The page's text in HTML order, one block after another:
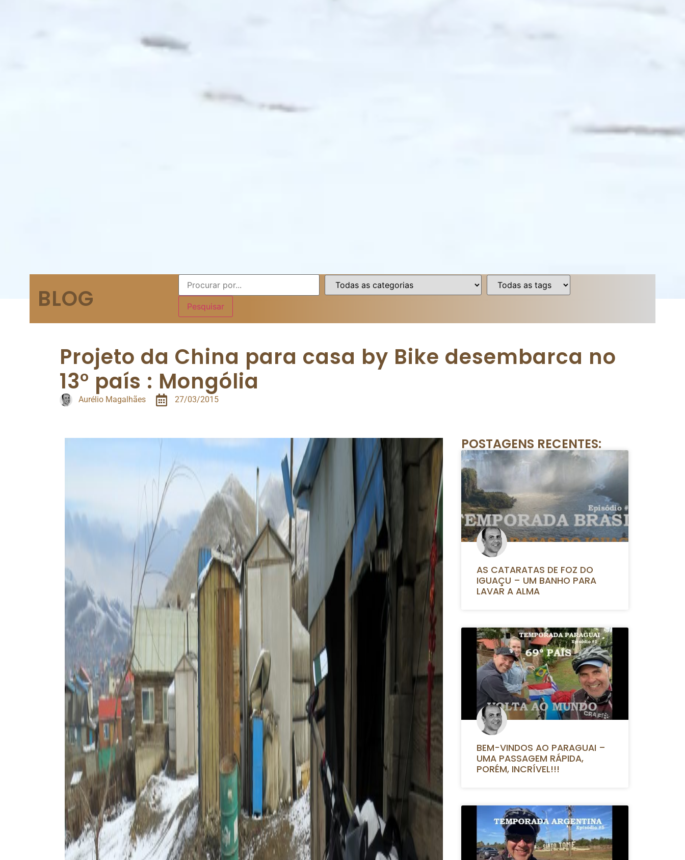
BLOG
Projeto da China para casa by Bike desembarca no
13° país : Mongólia
Aurélio Magalhães 27/03/2015
POSTAGENS RECENTES:
AS CATARATAS DE FOZ DO
IGUAÇU – UM BANHO PARA
LAVAR A ALMA
BEM-VINDOS AO PARAGUAI –
UMA PASSAGEM RÁPIDA,
PORÉM, INCRÍVEL!!!